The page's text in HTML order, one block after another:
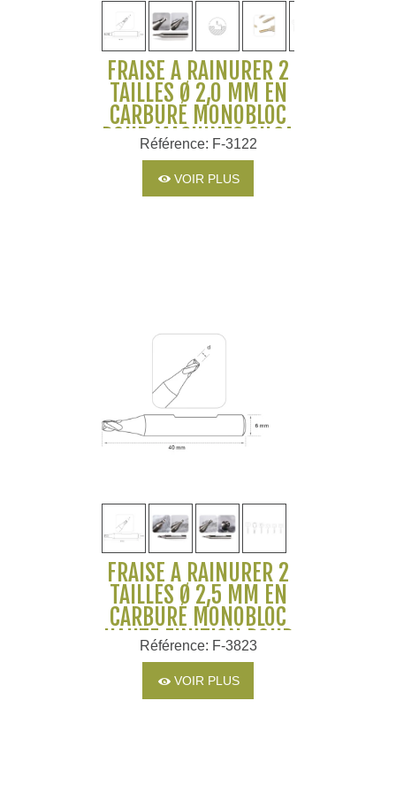
FRAISE À RAINURER 2
TAILLES Ø 2,0 MM EN
CARBURE MONOBLOC
POUR MACHINES SILCA
ET JMA
Référence: F-3122
VOIR PLUS
FRAISE À RAINURER 2
TAILLES Ø 2,5 MM EN
CARBURE MONOBLOC
HAUTE FINITION POUR
MACHINES SILCA ET
JMA
Référence: F-3823
VOIR PLUS